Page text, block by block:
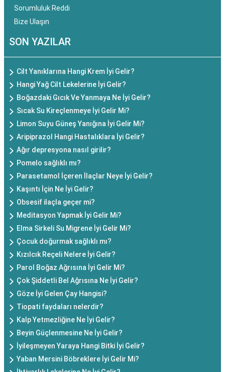
Sorumluluk Reddi
Bize Ulaşın
SON YAZILAR
Cilt Yanıklarına Hangi Krem İyi Gelir?
Hangi Yağ Cilt Lekelerine İyi Gelir?
Boğazdaki Gıcık Ve Yanmaya Ne İyi Gelir?
Sıcak Su Kireçlenmeye İyi Gelir Mi?
Limon Suyu Güneş Yanığına İyi Gelir Mi?
Aripiprazol Hangi Hastalıklara İyi Gelir?
Ağır depresyona nasıl girilir?
Pomelo sağlıklı mı?
Parasetamol İçeren İlaçlar Neye İyi Gelir?
Kaşıntı İçin Ne İyi Gelir?
Obsesif ilaçla geçer mi?
Meditasyon Yapmak İyi Gelir Mi?
Elma Sirkeli Su Migrene İyi Gelir Mi?
Çocuk doğurmak sağlıklı mı?
Kızılcık Reçeli Nelere İyi Gelir?
Parol Boğaz Ağrısına İyi Gelir Mi?
Çok Şiddetli Bel Ağrısına Ne İyi Gelir?
Göze İyi Gelen Çay Hangisi?
Tiopati faydaları nelerdir?
Kalp Yetmezliğine Ne İyi Gelir?
Beyin Güçlenmesine Ne İyi Gelir?
İyileşmeyen Yaraya Hangi Bitki İyi Gelir?
Yaban Mersini Böbreklere İyi Gelir Mi?